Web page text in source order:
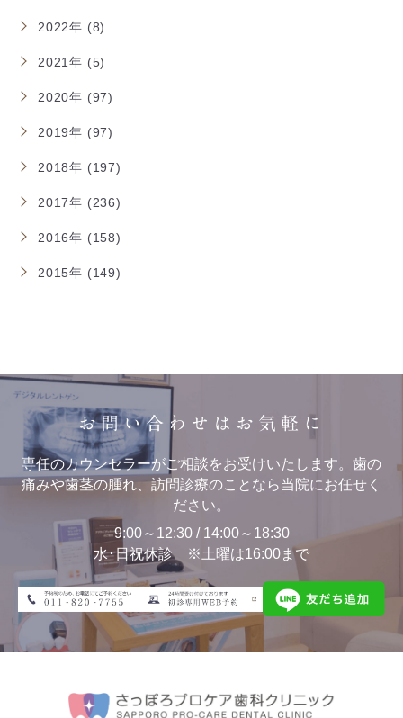
2022年 (8)
2021年 (5)
2020年 (97)
2019年 (97)
2018年 (197)
2017年 (236)
2016年 (158)
2015年 (149)
お問い合わせはお気軽に
専任のカウンセラーがご相談をお受けいたします。歯の
痛みや歯茎の腫れ、訪問診療のことなら当院にお任せく
ださい。
9:00～12:30 / 14:00～18:30
水･日祝休診 ※土曜は16:00まで